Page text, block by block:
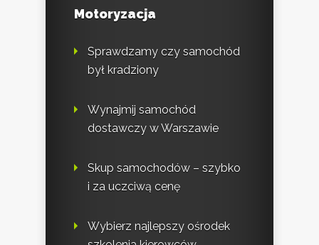
Motoryzacja
Sprawdzamy czy samochód
był kradziony
Wynajmij samochód
dostawczy w Warszawie
Skup samochodów – szybko
i za uczciwą cenę
Wybierz najlepszy ośrodek